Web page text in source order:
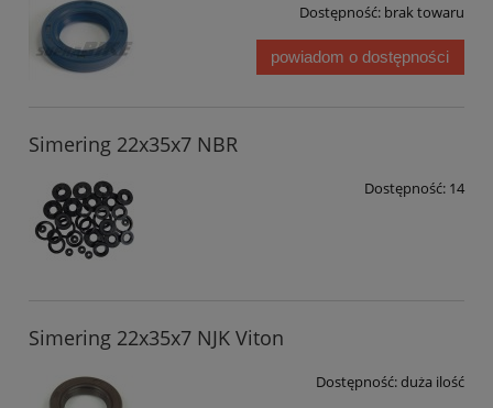
Dostępność: brak towaru
powiadom o dostępności
Simering 22x35x7 NBR
Dostępność: 14
Simering 22x35x7 NJK Viton
Dostępność:duża ilość